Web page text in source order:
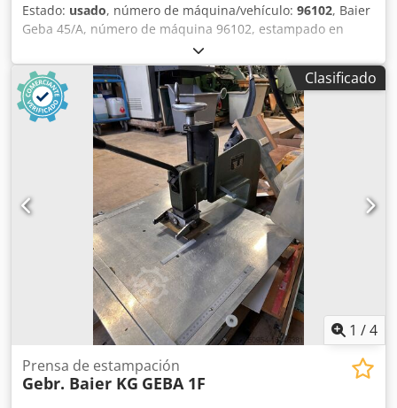
Estado: usado, número de máquina/vehículo: 96102, Baier
Geba 45/A, número de máquina 96102, estampado en
caliente de 2 colores, más 1 estación de troquelado, 2
estaciones de estampado en caliente, 1 estación de
troquelado, ancho de trabajo 14 x 14 cm, alimentación
automática, en buen estado, disponible de inmediato. Si
está interesado, estaremos encantados de informarle
sobre otras máquinas de nuestra empresa. Le invitamos a
ver la máquina en nuestras instalaciones con cita previa.
Chjdpfx Aev Ukg Esprea
Clasificado
1 /4
Prensa de estampación
Gebr. Baier KG GEBA 1F